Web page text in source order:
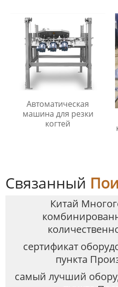
Автоматическая
машина для резки
когтей
Связанный
Китай
сертификат
пункта
самый лучший